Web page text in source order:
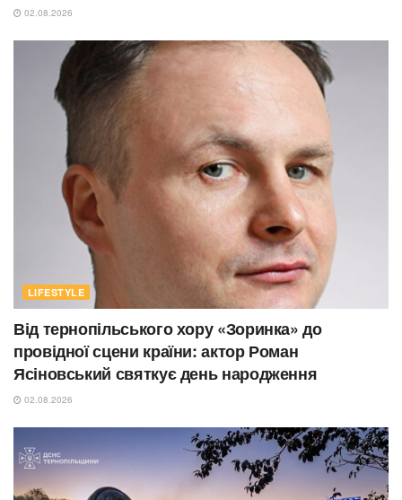
02.08.2026
LIFESTYLE
Від тернопільського хору «Зоринка» до
провідної сцени країни: актор Роман
Ясіновський святкує день народження
02.08.2026